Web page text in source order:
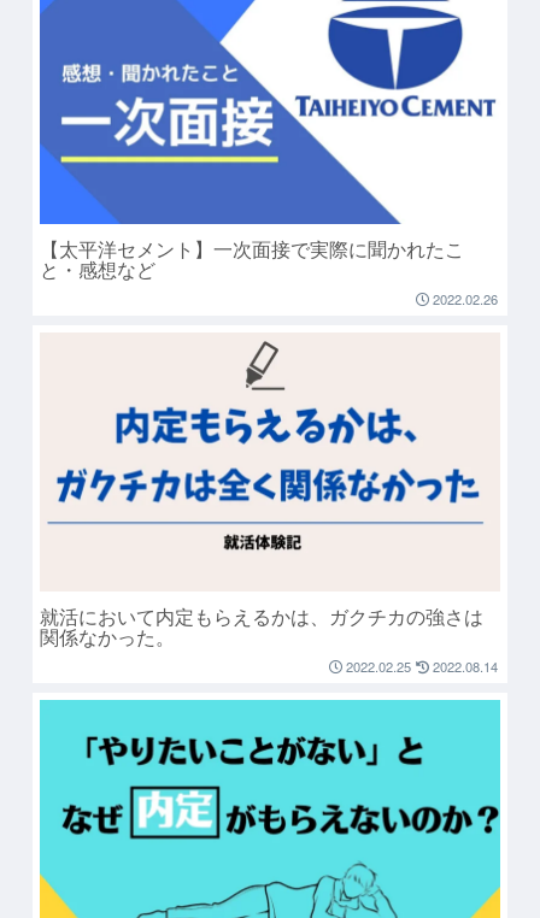
【太平洋セメント】一次面接で実際に聞かれたこ
と・感想など
2022.02.26
就活において内定もらえるかは、ガクチカの強さは
関係なかった。
2022.02.25 2022.08.14